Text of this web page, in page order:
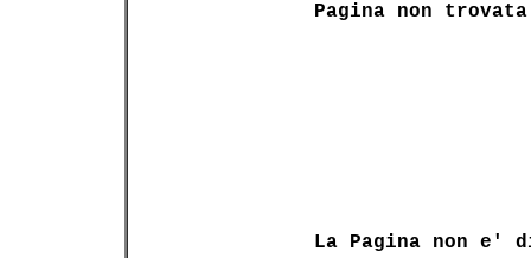
Pagina non trovata
La Pagina non e'